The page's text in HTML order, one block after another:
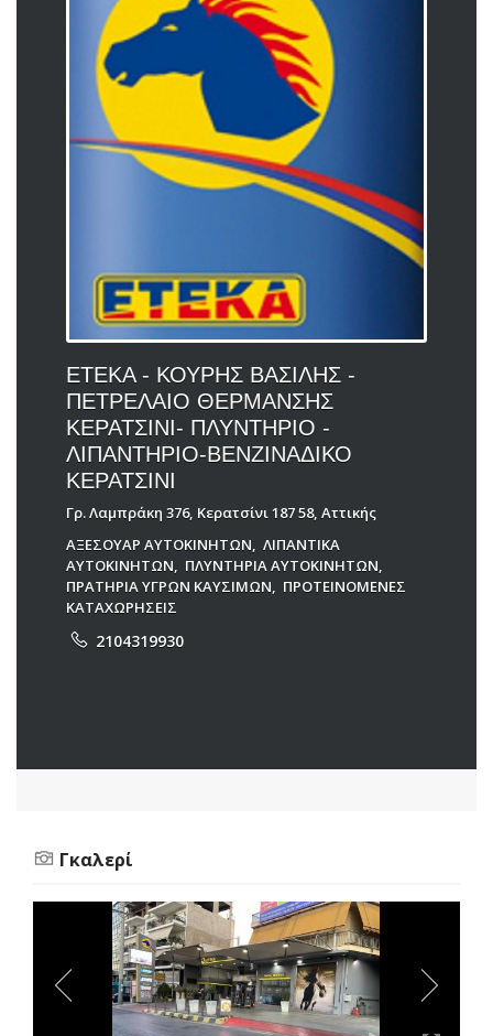
ΕΤΕΚΑ - ΚΟΥΡΗΣ ΒΑΣΙΛΗΣ -
ΠΕΤΡΕΛΑΙΟ ΘΕΡΜΑΝΣΗΣ
ΚΕΡΑΤΣΙΝΙ- ΠΛΥΝΤΗΡΙΟ -
ΛΙΠΑΝΤΗΡΙΟ-ΒΕΝΖΙΝΑΔΙΚΟ
ΚΕΡΑΤΣΙΝΙ
Γρ. Λαμπράκη 376, Κερατσίνι 187 58, Αττικής
ΑΞΕΣΟΥΑΡ ΑΥΤΟΚΙΝΗΤΩΝ, ΛΙΠΑΝΤΙΚΑ
ΑΥΤΟΚΙΝΗΤΩΝ, ΠΛΥΝΤΗΡΙΑ ΑΥΤΟΚΙΝΗΤΩΝ,
ΠΡΑΤΗΡΙΑ ΥΓΡΩΝ ΚΑΥΣΙΜΩΝ, ΠΡΟΤΕΙΝΟΜΕΝΕΣ
ΚΑΤΑΧΩΡΗΣΕΙΣ
2104319930
Γκαλερί